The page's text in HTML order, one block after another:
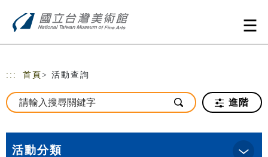
::: 首頁 > 活動查詢
進階
活動分類